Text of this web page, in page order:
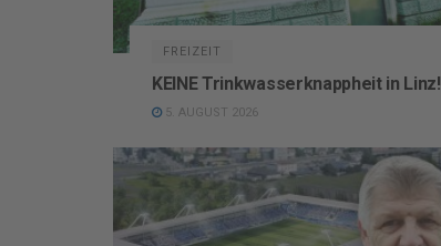
FREIZEIT
KEINE Trinkwasserknappheit in Linz!
5. AUGUST 2026